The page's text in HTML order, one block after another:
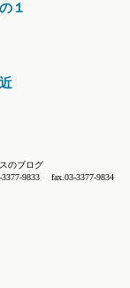
１
のブログ
9833 fax.03-3377-9834